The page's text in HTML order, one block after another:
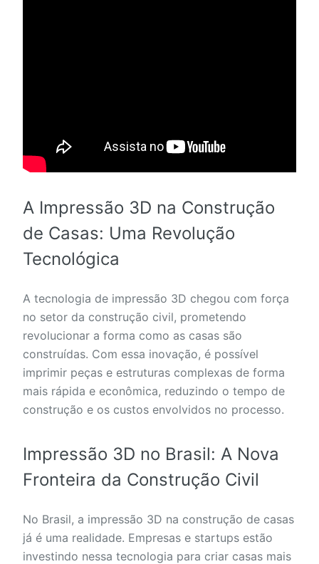
A Impressão 3D na Construção
de Casas: Uma Revolução
Tecnológica
A tecnologia de impressão 3D chegou com força
no setor da construção civil, prometendo
revolucionar a forma como as casas são
construídas. Com essa inovação, é possível
imprimir peças e estruturas complexas de forma
mais rápida e econômica, reduzindo o tempo de
construção e os custos envolvidos no processo.
Impressão 3D no Brasil: A Nova
Fronteira da Construção Civil
No Brasil, a impressão 3D na construção de casas
já é uma realidade. Empresas e startups estão
investindo nessa tecnologia para criar casas mais